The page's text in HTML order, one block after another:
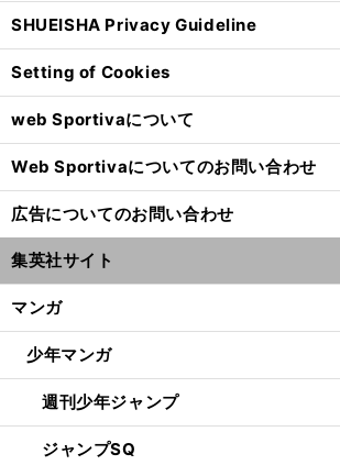
SHUEISHA Privacy Guideline
Setting of Cookies
web Sportivaについて
Web Sportivaについてのお問い合わせ
広告についてのお問い合わせ
集英社サイト
マンガ
少年マンガ
週刊少年ジャンプ
ジャンプSQ